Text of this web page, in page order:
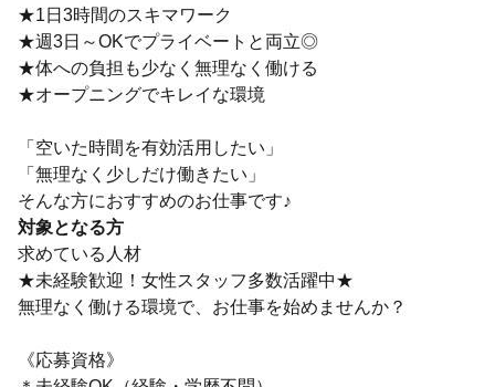
★1日3時間のスキマワーク
★週3日～OKでプライベートと両立◎
★体への負担も少なく無理なく働ける
★オープニングでキレイな環境
「空いた時間を有効活用したい」
「無理なく少しだけ働きたい」
そんな方におすすめのお仕事です♪
対象となる方
求めている人材
★未経験歓迎！女性スタッフ多数活躍中★
無理なく働ける環境で、お仕事を始めませんか？
《応募資格》